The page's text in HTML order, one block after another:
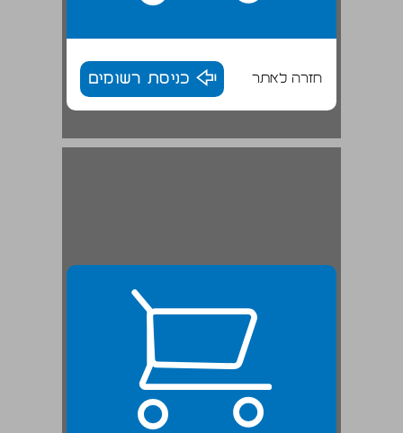
חזרה לאתר כניסת רשומים